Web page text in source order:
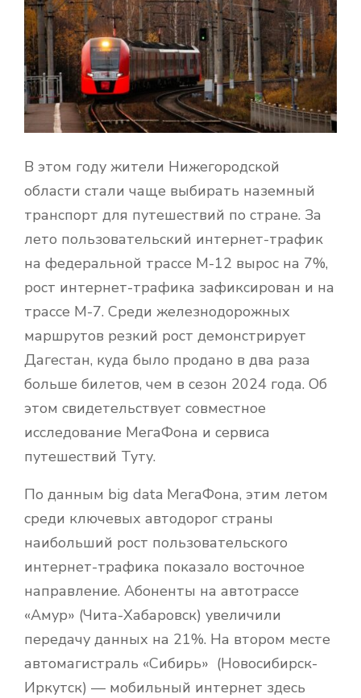
Е
М
Е
Н
Ю
В этом году жители Нижегородской
области стали чаще выбирать наземный
транспорт для путешествий по стране. За
лето пользовательский интернет-трафик
на федеральной трассе М-12 вырос на 7%,
рост интернет-трафика зафиксирован и на
трассе М-7. Среди железнодорожных
маршрутов резкий рост демонстрирует
Дагестан, куда было продано в два раза
больше билетов, чем в сезон 2024 года. Об
этом свидетельствует совместное
исследование МегаФона и сервиса
путешествий Туту.
По данным big data МегаФона, этим летом
среди ключевых автодорог страны
наибольший рост пользовательского
интернет-трафика показало восточное
направление. Абоненты на автотрассе
«Амур» (Чита-Хабаровск) увеличили
передачу данных на 21%. На втором месте
автомагистраль «Сибирь» (Новосибирск-
Иркутск) — мобильный интернет здесь